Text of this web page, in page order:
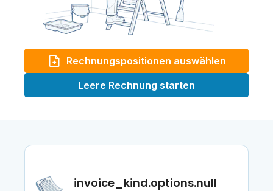
Rechnungspositionen auswählen
Leere Rechnung starten
invoice_kind.options.null